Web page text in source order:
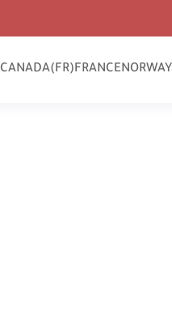
NORWAY
FRANCE
CANADA(FR)